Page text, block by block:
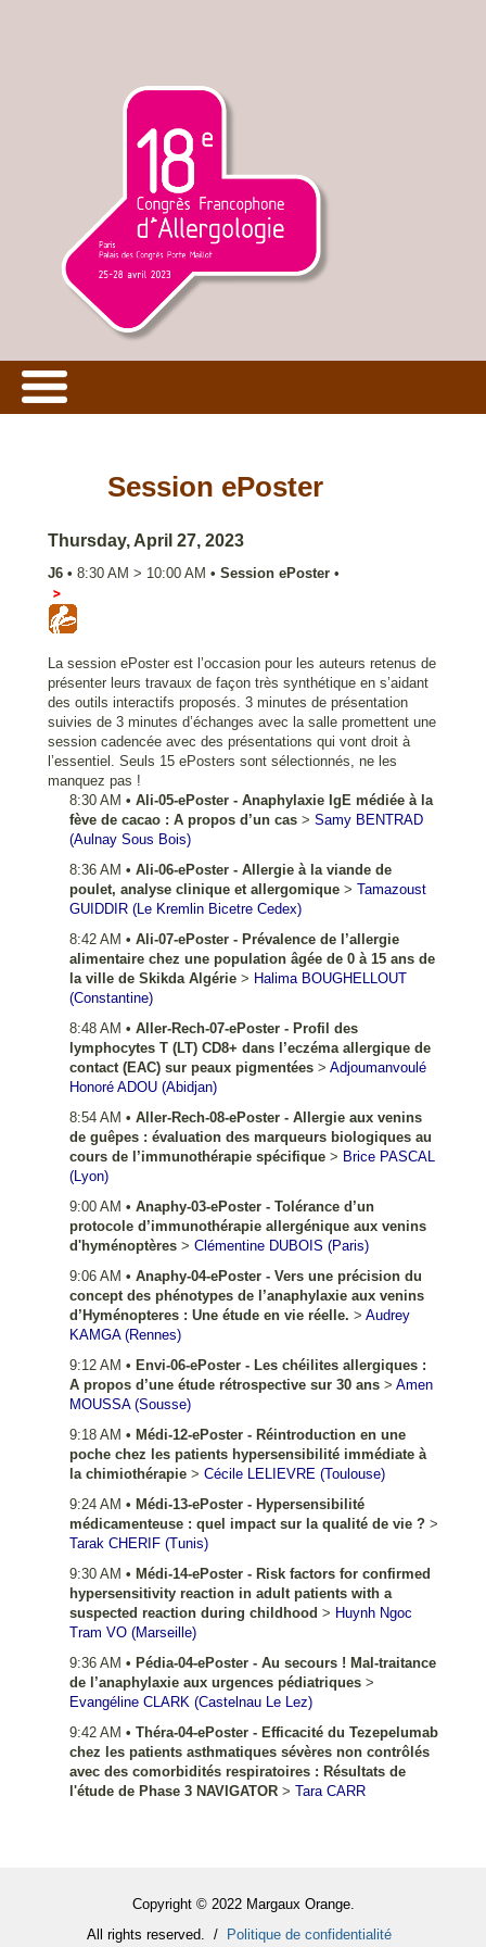
Session ePoster
Thursday, April 27, 2023
J6 • 8:30 AM > 10:00 AM • Session ePoster •
La session ePoster est l’occasion pour les auteurs retenus de
présenter leurs travaux de façon très synthétique en s’aidant
des outils interactifs proposés. 3 minutes de présentation
suivies de 3 minutes d’échanges avec la salle promettent une
session cadencée avec des présentations qui vont droit à
l’essentiel. Seuls 15 ePosters sont sélectionnés, ne les
manquez pas !
8:30 AM • Ali-05-ePoster - Anaphylaxie IgE médiée à la
fève de cacao : A propos d’un cas > Samy BENTRAD
(Aulnay Sous Bois)
8:36 AM • Ali-06-ePoster - Allergie à la viande de
poulet, analyse clinique et allergomique > Tamazoust
GUIDDIR (Le Kremlin Bicetre Cedex)
8:42 AM • Ali-07-ePoster - Prévalence de l’allergie
alimentaire chez une population âgée de 0 à 15 ans de
la ville de Skikda Algérie > Halima BOUGHELLOUT
(Constantine)
8:48 AM • Aller-Rech-07-ePoster - Profil des
lymphocytes T (LT) CD8+ dans l’eczéma allergique de
contact (EAC) sur peaux pigmentées > Adjoumanvoulé
Honoré ADOU (Abidjan)
8:54 AM • Aller-Rech-08-ePoster - Allergie aux venins
de guêpes : évaluation des marqueurs biologiques au
cours de l’immunothérapie spécifique > Brice PASCAL
(Lyon)
9:00 AM • Anaphy-03-ePoster - Tolérance d’un
protocole d’immunothérapie allergénique aux venins
d'hyménoptères > Clémentine DUBOIS (Paris)
9:06 AM • Anaphy-04-ePoster - Vers une précision du
concept des phénotypes de l’anaphylaxie aux venins
d’Hyménopteres : Une étude en vie réelle. > Audrey
KAMGA (Rennes)
9:12 AM • Envi-06-ePoster - Les chéilites allergiques :
A propos d’une étude rétrospective sur 30 ans > Amen
MOUSSA (Sousse)
9:18 AM • Médi-12-ePoster - Réintroduction en une
poche chez les patients hypersensibilité immédiate à
la chimiothérapie > Cécile LELIEVRE (Toulouse)
9:24 AM • Médi-13-ePoster - Hypersensibilité
médicamenteuse : quel impact sur la qualité de vie ? >
Tarak CHERIF (Tunis)
9:30 AM • Médi-14-ePoster - Risk factors for confirmed
hypersensitivity reaction in adult patients with a
suspected reaction during childhood > Huynh Ngoc
Tram VO (Marseille)
9:36 AM • Pédia-04-ePoster - Au secours ! Mal-traitance
de l’anaphylaxie aux urgences pédiatriques >
Evangéline CLARK (Castelnau Le Lez)
9:42 AM • Théra-04-ePoster - Efficacité du Tezepelumab
chez les patients asthmatiques sévères non contrôlés
avec des comorbidités respiratoires : Résultats de
l'étude de Phase 3 NAVIGATOR > Tara CARR
Copyright © 2022 Margaux Orange.
All rights reserved. / Politique de confidentialité